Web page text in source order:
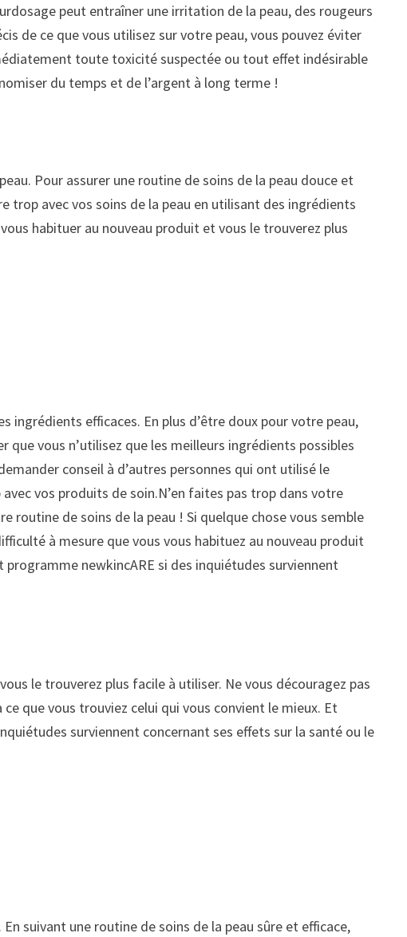
peut entraîner une irritation de la peau, des rougeurs
de ce que vous utilisez sur votre peau, vous pouvez éviter
toute toxicité suspectée ou tout effet indésirable
du temps et de l’argent à long terme !
Pour assurer une routine de soins de la peau douce et
trop avec vos soins de la peau en utilisant des ingrédients
habituer au nouveau produit et vous le trouverez plus
ingrédients efficaces. En plus d’être doux pour votre peau,
vous n’utilisez que les meilleurs ingrédients possibles
conseil à d’autres personnes qui ont utilisé le
vos produits de soin.N’en faites pas trop dans votre
routine de soins de la peau ! Si quelque chose vous semble
à mesure que vous vous habituez au nouveau produit
newkincARE si des inquiétudes surviennent
le trouverez plus facile à utiliser. Ne vous découragez pas
que vous trouviez celui qui vous convient le mieux. Et
surviennent concernant ses effets sur la santé ou le
suivant une routine de soins de la peau sûre et efficace,